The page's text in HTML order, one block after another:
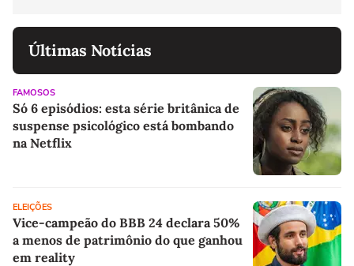
Últimas Notícias
FAMOSOS
Só 6 episódios: esta série britânica de
suspense psicológico está bombando
na Netflix
ELEIÇÕES
Vice-campeão do BBB 24 declara 50%
a menos de patrimônio do que ganhou
em reality